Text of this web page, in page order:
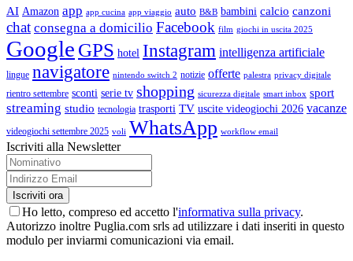
AI Amazon app app cucina app viaggio auto B&B bambini calcio canzoni
chat consegna a domicilio Facebook film giochi in uscita 2025
Google GPS hotel Instagram intelligenza artificiale
lingue navigatore nintendo switch 2 notizie offerte palestra privacy digitale
rientro settembre sconti serie tv shopping sicurezza digitale smart inbox sport
streaming studio tecnologia trasporti TV uscite videogiochi 2026 vacanze
videogiochi settembre 2025 voli WhatsApp workflow email
Iscriviti alla Newsletter
Ho letto, compreso ed accetto l'informativa sulla privacy.
Autorizzo inoltre Puglia.com srls ad utilizzare i dati inseriti in questo
modulo per inviarmi comunicazioni via email.